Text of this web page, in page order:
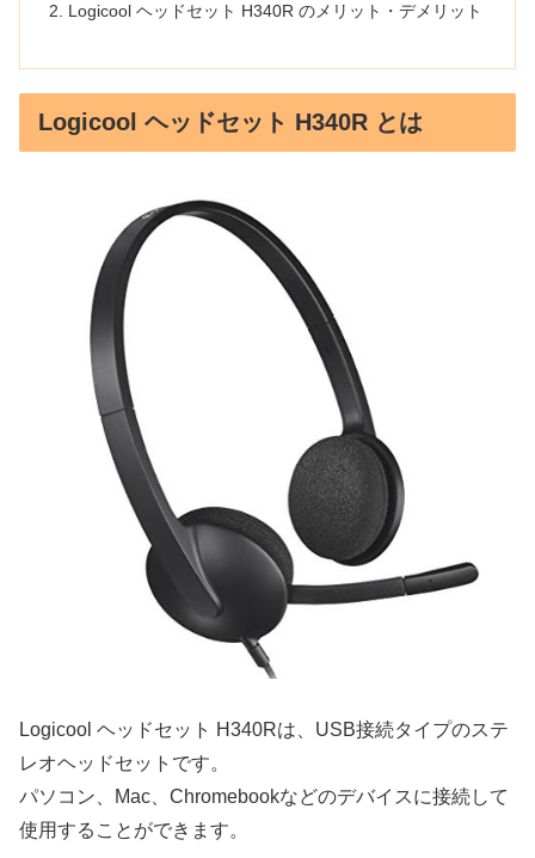
Logicool ヘッドセット H340R のメリット・デメリット
Logicool ヘッドセット H340R とは
Logicool ヘッドセット H340Rは、USB接続タイプのステ
レオヘッドセットです。
パソコン、Mac、Chromebookなどのデバイスに接続して
使用することができます。